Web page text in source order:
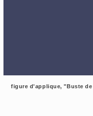
figure d'applique, "Buste de